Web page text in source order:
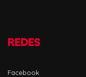
REDES
Facebook